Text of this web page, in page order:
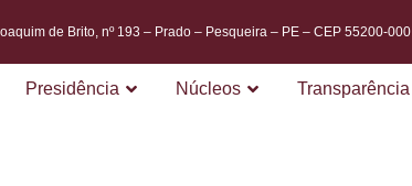
de Brito, nº 193 – Prado – Pesqueira – PE – CEP 55200-000
Presidência Núcleos Transparência